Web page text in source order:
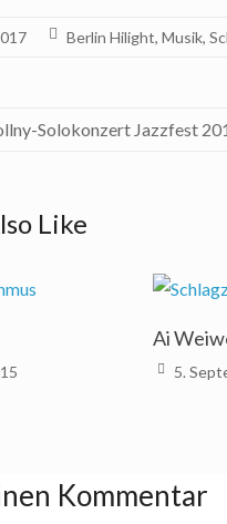
Berlin Hilight, Musik,
Solokonzert Jazzfest
Like
Ai
5.
Kommentar